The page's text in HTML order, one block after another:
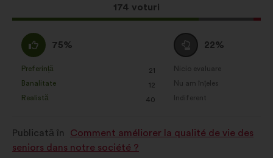
Această
propunere
174 voturi
Acord
:
75%
clasificarea:
Preferință
: 21
ori
Banalitate
: 12
ori
Realistă
: 40
ori
Neutru
:
22%
clasificarea:
Nicio evaluare
:ori
Nu am înțeles
:ori
Indiferent
:ori
Publicată în
Comment améliorer la qualité de vie des
seniors dans notre société ?